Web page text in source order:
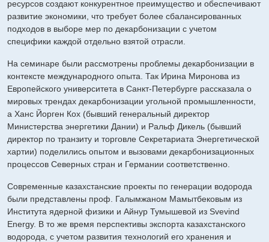
ресурсов создают конкурентное преимущество и обеспечивают
развитие экономики, что требует более сбалансированных
подходов в выборе мер по декарбонизации с учетом
специфики каждой отдельно взятой отрасли.
На семинаре были рассмотрены проблемы декарбонизации в
контексте международного опыта. Так Ирина Миронова из
Европейского университета в Санкт-Петербурге рассказала о
мировых трендах декарбонизации угольной промышленности,
а Ханс Йорген Кох (бывший генеральный директор
Министерства энергетики Дании) и Ральф Дикель (бывший
директор по транзиту и торговле Секретариата Энергетической
хартии) поделились опытом и вызовами декарбонизационных
процессов Северных стран и Германии соответственно.
Современные казахстанские проекты по генерации водорода
были представлены проф. Галымжаном Мамытбековым из
Института ядерной физики и Айнур Тумышевой из Svevind
Energy. В то же время перспективы экспорта казахстанского
водорода, с учетом развития технологий его хранения и